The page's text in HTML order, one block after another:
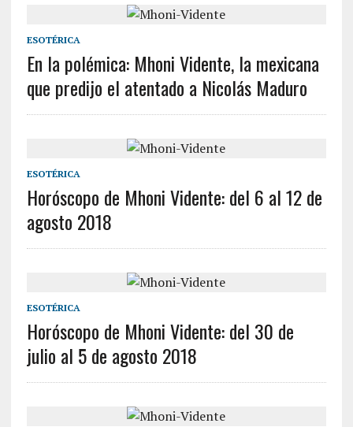
ESOTÉRICA
En la polémica: Mhoni Vidente, la mexicana
que predijo el atentado a Nicolás Maduro
ESOTÉRICA
Horóscopo de Mhoni Vidente: del 6 al 12 de
agosto 2018
ESOTÉRICA
Horóscopo de Mhoni Vidente: del 30 de
julio al 5 de agosto 2018